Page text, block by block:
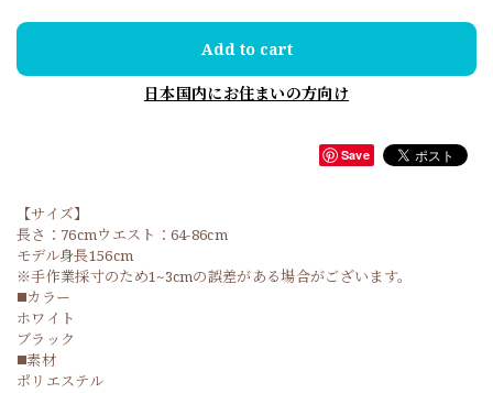
Add to cart
日本国内にお住まいの方向け
Save
【サイズ】
長さ：76cmウエスト：64-86cm
モデル身長156cm
※手作業採寸のため1~3cmの誤差がある場合がございます。
◼️カラー
ホワイト
ブラック
◼️素材
ポリエステル